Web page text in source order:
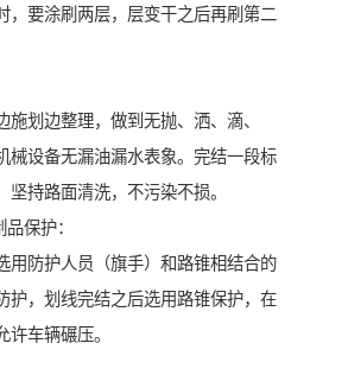
，要涂刷两层，层变干之后再刷第二
施划边整理，做到无抛、洒、滴、
械设备无漏油漏水表象。完结一段标
坚持路面清洗，不污染不损。
保护：
用防护人员（旗手）和路锥相结合的
护，划线完结之后选用路锥保护，在
许车辆碾压。